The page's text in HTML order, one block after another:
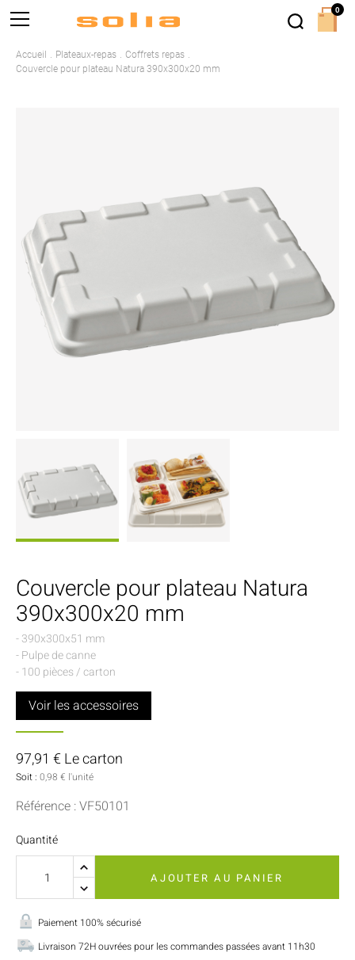
Accueil Plateaux-repas
Coffrets repas
Couvercle pour plateau Natura 390x300x20 mm
Couvercle pour plateau Natura
390x300x20 mm
- 390x300x51 mm
- Pulpe de canne
- 100 pièces / carton
Voir les accessoires
97,91 € Le carton
Soit : 0,98 € l'unité
Référence : VF50101
Quantité
AJOUTER AU PANIER
Paiement 100% sécurisé
Livraison 72H ouvrées pour les commandes passées avant 11h30
0